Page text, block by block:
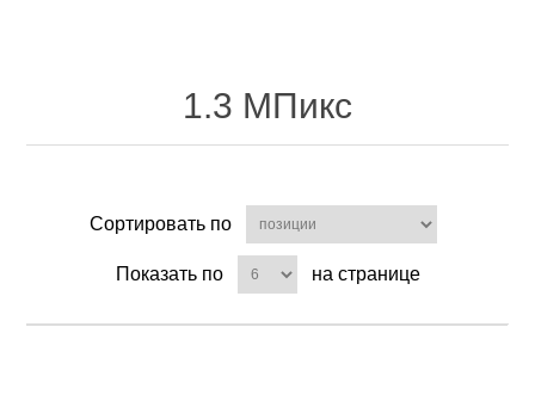
1.3 МПикс
Сортировать по
Показать по на странице